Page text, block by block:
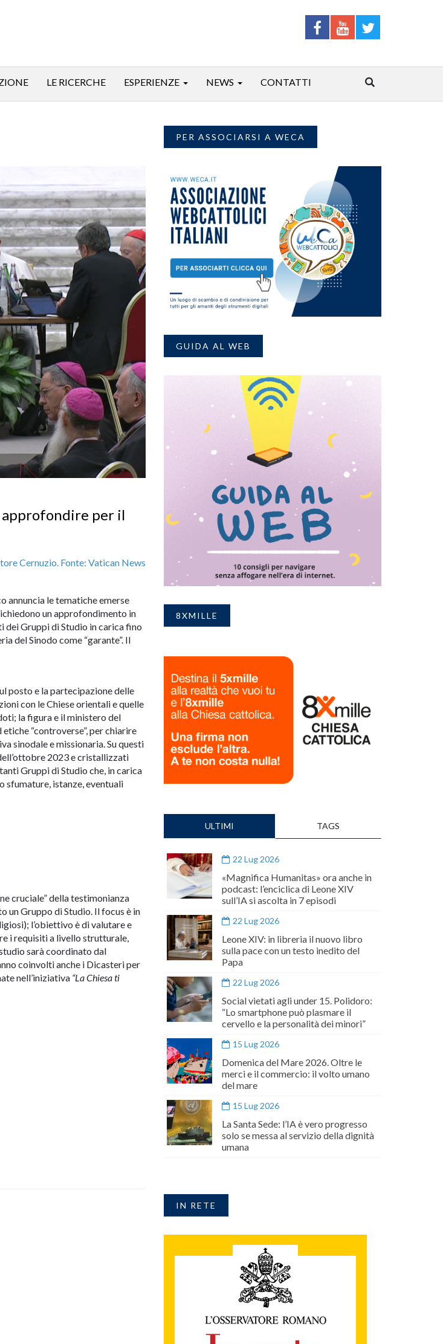
LE RICERCHE ESPERIENZE NEWS CONTATTI
approfondire per il
Cernuzio. Fonte: Vatican News
annuncia le tematiche emerse
un approfondimento in
dei Gruppi di Studio in carica fino
del Sinodo come “garante”. Il
posto e la partecipazione delle
con le Chiese orientali e quelle
la figura e il ministero del
“controverse”, per chiarire
sinodale e missionaria. Su questi
2023 e cristallizzati
Gruppi di Studio che, in carica
sfumature, istanze, eventuali
cruciale” della testimonianza
un Gruppo di Studio. Il focus è in
l’obiettivo è di valutare e
i requisiti a livello strutturale,
sarà coordinato dal
coinvolti anche i Dicasteri per
nell’iniziativa “La Chiesa ti
PER ASSOCIARSI A WECA
GUIDA AL WEB
8XMILLE
ULTIMI TAGS
22 Lug 2026
«Magnifica Humanitas» ora anche in
podcast: l’enciclica di Leone XIV
sull’IA si ascolta in 7 episodi
22 Lug 2026
Leone XIV: in libreria il nuovo libro
sulla pace con un testo inedito del
Papa
22 Lug 2026
Social vietati agli under 15. Polidoro:
“Lo smartphone può plasmare il
cervello e la personalità dei minori”
15 Lug 2026
Domenica del Mare 2026. Oltre le
merci e il commercio: il volto umano
del mare
15 Lug 2026
La Santa Sede: l’IA è vero progresso
solo se messa al servizio della dignità
umana
IN RETE